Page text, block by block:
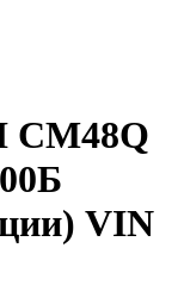
CM48Q
VIN